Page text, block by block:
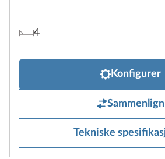
4
Konfigurer
Sammenlign
Tekniske